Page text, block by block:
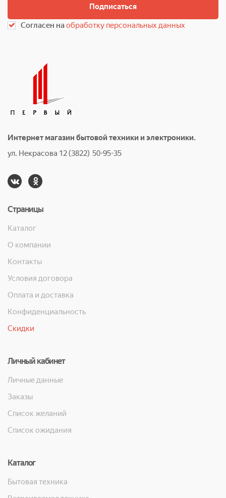
Подписаться
Согласен наобработку персональных данных
Интернет магазин бытовой техники и электроники.
ул. Некрасова 12 (3822) 50-95-35
Страницы
Каталог
О компании
Контакты
Условия договора
Оплата и доставка
Конфиденциальность
Скидки
Личный кабинет
Личные данные
Заказы
Список желаний
Список ожидания
Каталог
Бытовая техника